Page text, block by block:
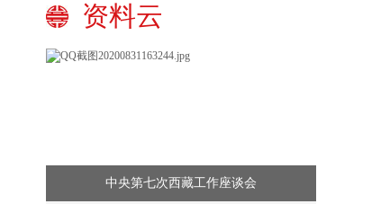
资料云
中央第七次西藏工作座谈会